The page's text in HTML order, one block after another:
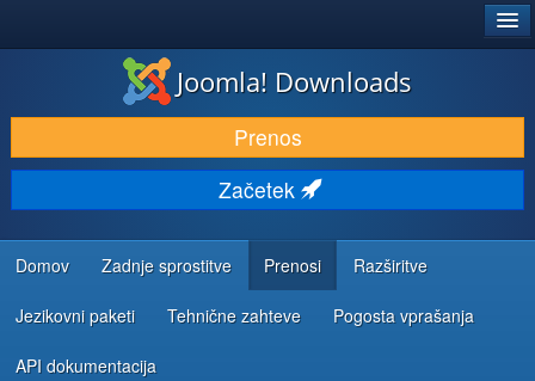
PRENESI IN RAZŠIRI
ODKRIJTE & IZVEJTE
SKUPNOST IN PODPORA
VIRI ZA RAZVIJALCE
Joomla! Downloads
Prenos
Začetek
Domov Zadnje sprostitve Prenosi Razširitve
Jezikovni paketi Tehnične zahteve Pogosta vprašanja
API dokumentacija